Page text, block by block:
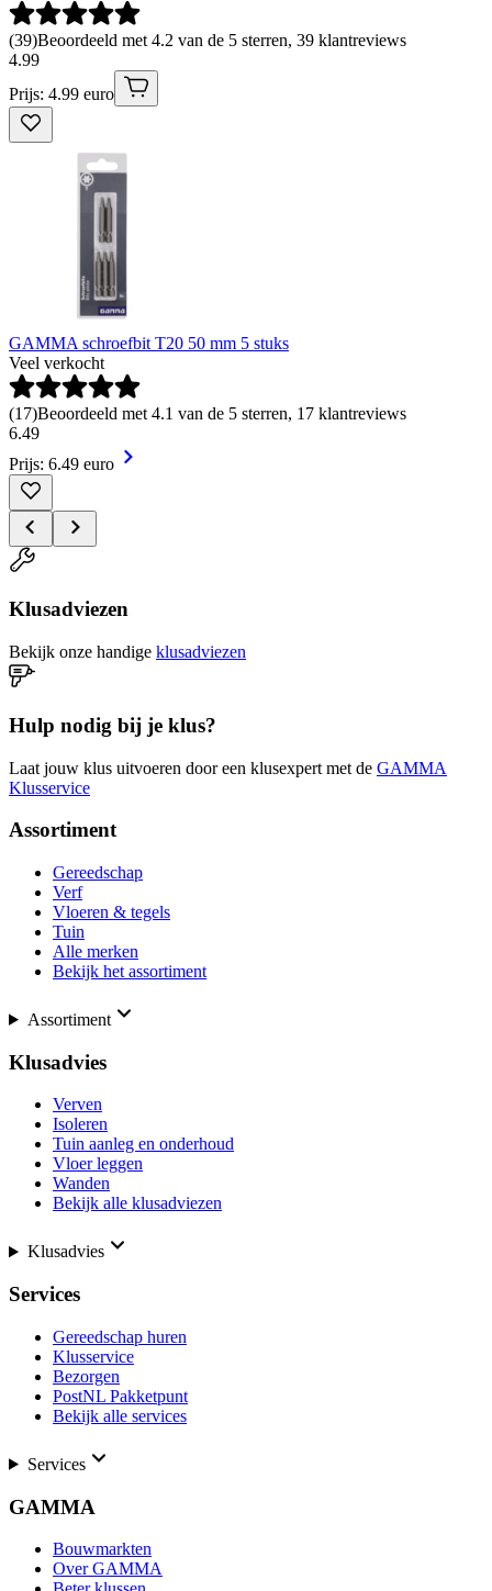
(39)Beoordeeld met 4.2 van de 5 sterren, 39 klantreviews
4.99
Prijs: 4.99 euro
GAMMA schroefbit T20 50 mm 5 stuks
Veel verkocht
(17)Beoordeeld met 4.1 van de 5 sterren, 17 klantreviews
6.49
Prijs: 6.49 euro
Klusadviezen
Bekijk onze handige klusadviezen
Hulp nodig bij je klus?
Laat jouw klus uitvoeren door een klusexpert met de GAMMA
Klusservice
Assortiment
Gereedschap
Verf
Vloeren & tegels
Tuin
Alle merken
Bekijk het assortiment
Assortiment
Klusadvies
Verven
Isoleren
Tuin aanleg en onderhoud
Vloer leggen
Wanden
Bekijk alle klusadviezen
Klusadvies
Services
Gereedschap huren
Klusservice
Bezorgen
PostNL Pakketpunt
Bekijk alle services
Services
GAMMA
Bouwmarkten
Over GAMMA